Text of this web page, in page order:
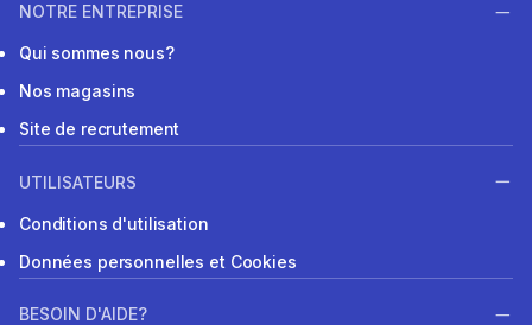
NOTRE ENTREPRISE
Qui sommes nous?
Nos magasins
Site de recrutement
UTILISATEURS
Conditions d'utilisation
Données personnelles et Cookies
BESOIN D'AIDE?